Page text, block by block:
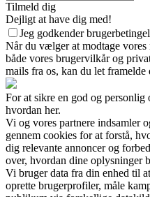
Tilmeld dig
Dejligt at have dig med!
Jeg godkender
Når du vælger at modtage
både vores brugervilkår og
mails fra os, kan du let framelde
For at sikre en god og personlig
hvordan her.
Vi og vores partnere indsamler
gennem cookies for at forstå,
dig relevante annoncer og
over, hvordan dine oplysninger
Vi bruger data fra din enhed til
oprette brugerprofiler, måle